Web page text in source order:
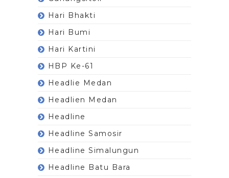
Hari Bhakti
Hari Bumi
Hari Kartini
HBP Ke-61
Headlie Medan
Headlien Medan
Headline
Headline Samosir
Headline Simalungun
Headline Batu Bara